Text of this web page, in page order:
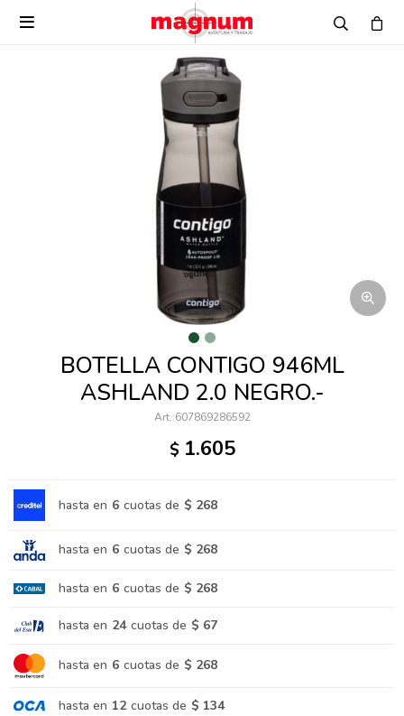

BOTELLA CONTIGO 946ML
ASHLAND 2.0 NEGRO.-
607869286592
$ 1.605
hasta en 6 cuotas de $ 268
hasta en 6 cuotas de $ 268
hasta en 6 cuotas de $ 268
hasta en 24 cuotas de $ 67
hasta en 6 cuotas de $ 268
hasta en 12 cuotas de $ 134